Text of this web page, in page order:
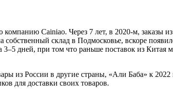
Cainiao. Через 7 лет, в 2020-м, заказы из
склад в Подмосковье, вскоре
дней, при том что раньше поставок из Китая
из России в другие страны, «Али Баба» к 2022
для доставки своих товаров.